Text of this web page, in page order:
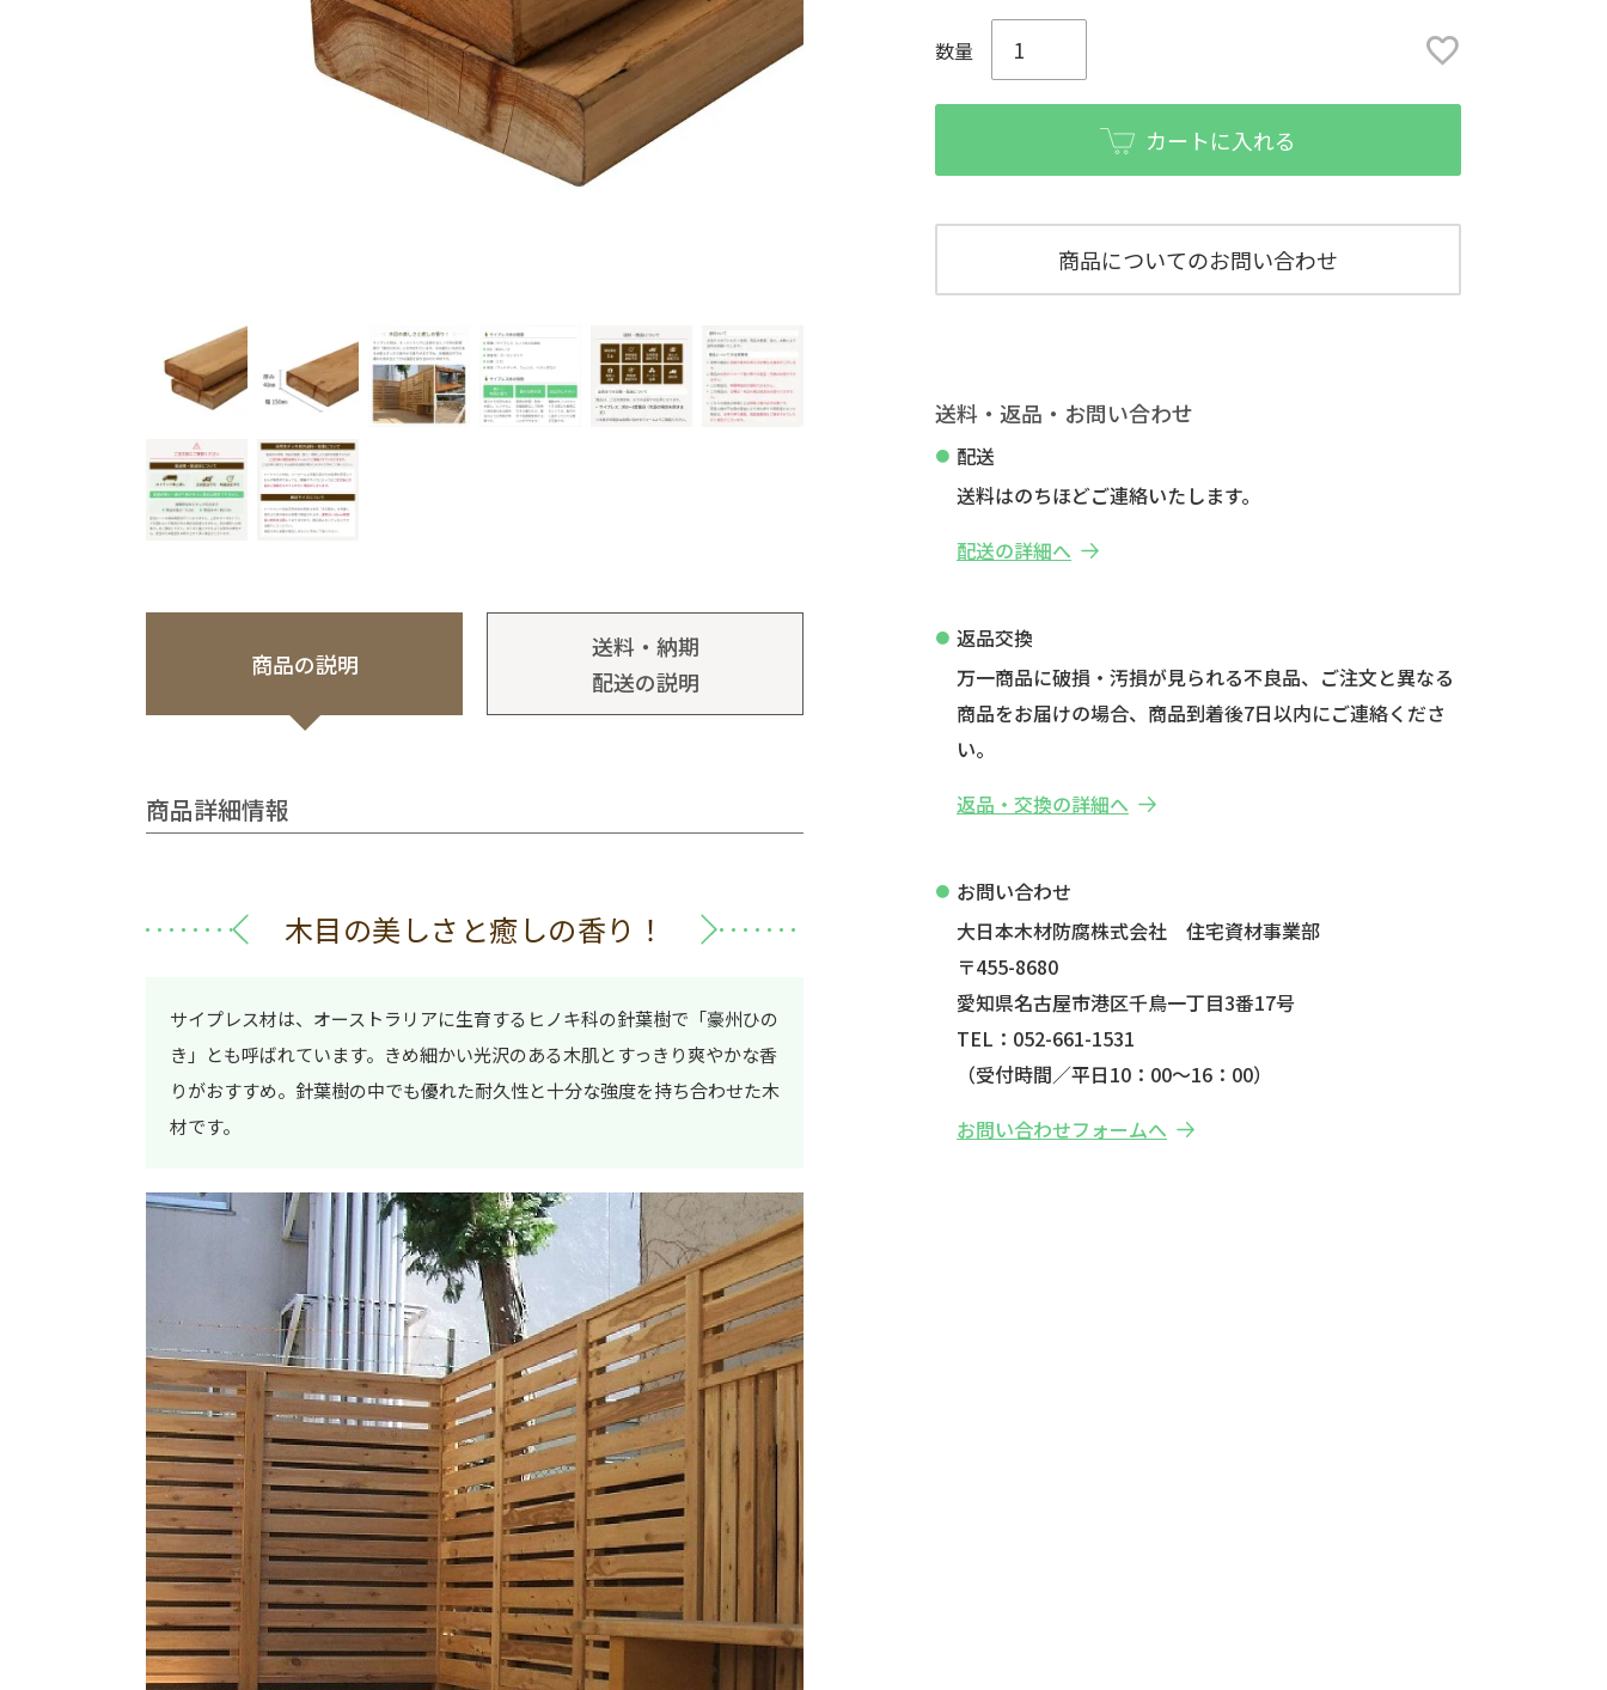
商品の説明
送料・納期
配送の説明
商品詳細情報
木目の美しさと癒しの香り！
サイプレス材は、オーストラリアに生育するヒノキ科の針葉樹で「豪州ひの
き」とも呼ばれています。きめ細かい光沢のある木肌とすっきり爽やかな香
りがおすすめ。針葉樹の中でも優れた耐久性と十分な強度を持ち合わせた木
材です。
カートに入れる
商品についてのお問い合わせ
送料・返品・お問い合わせ
配送
送料はのちほどご連絡いたします。
配送の詳細へ
返品交換
万一商品に破損・汚損が見られる不良品、ご注文と異なる
商品をお届けの場合、商品到着後7日以内にご連絡くださ
い。
返品・交換の詳細へ
お問い合わせ
大日本木材防腐株式会社 住宅資材事業部
〒455-8680
愛知県名古屋市港区千鳥一丁目3番17号
TEL：052-661-1531
（受付時間／平日10：00～16：00）
お問い合わせフォームへ